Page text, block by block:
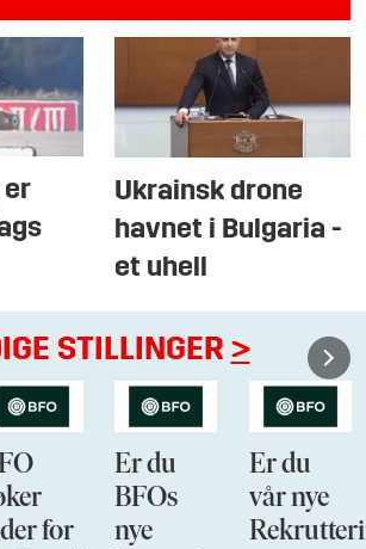
er
Ukrainsk drone
havnet i Bulgaria -
et uhell
STILLINGER >
for
Er du
BFOs
nye
Er du
vår nye